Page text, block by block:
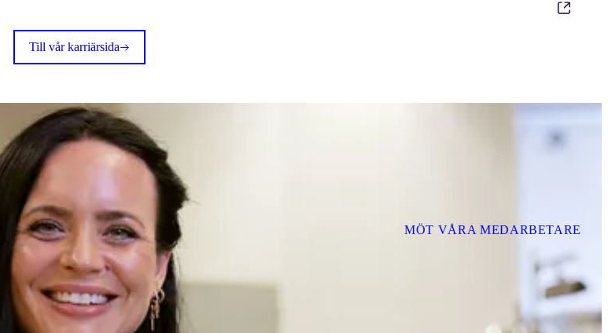
Till vår karriärsida
MÖT VÅRA MEDARBETARE
på Samhall i Nässjö, dem att växa och hitta motivation.